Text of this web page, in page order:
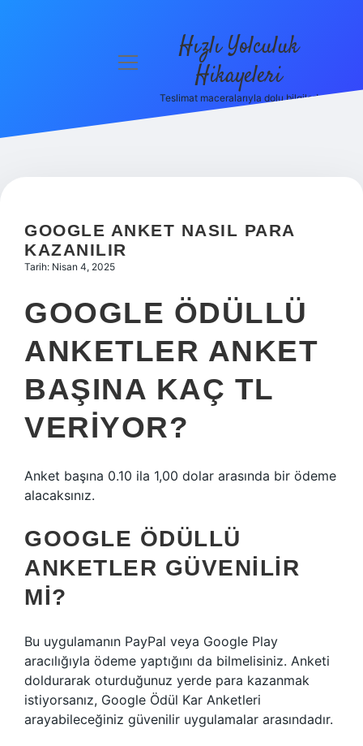
Hakkımızda
menüyü
Hızlı Yolculuk
Hikayeleri
Teslimat maceralarıyla dolu bilgiler!
GOOGLE ANKET NASIL PARA
KAZANILIR
Tarih: Nisan 4, 2025
GOOGLE ÖDÜLLÜ
ANKETLER ANKET
BAŞINA KAÇ TL
VERIYOR?
Anket başına 0.10 ila 1,00 dolar arasında bir ödeme
alacaksınız.
GOOGLE ÖDÜLLÜ
ANKETLER GÜVENILIR
MI?
Bu uygulamanın PayPal veya Google Play
aracılığıyla ödeme yaptığını da bilmelisiniz. Anketi
doldurarak oturduğunuz yerde para kazanmak
istiyorsanız, Google Ödül Kar Anketleri
arayabileceğiniz güvenilir uygulamalar arasındadır.